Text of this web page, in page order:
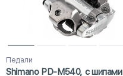
Педали
Shimano PD-M540, с шипами